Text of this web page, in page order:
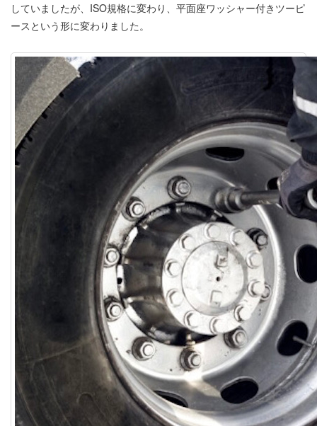
していましたが、ISO規格に変わり、平面座ワッシャー付きツーピ
ースという形に変わりました。